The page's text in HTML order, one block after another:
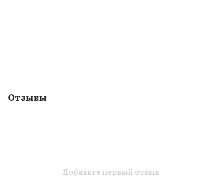
Отзывы
Добавьте первый отзыв